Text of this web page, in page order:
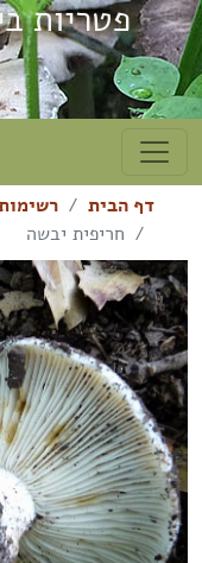
פטריות
דף הבית רשימות
חריפית יבשה